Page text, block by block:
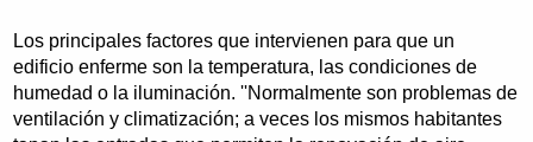
Los principales factores que intervienen para que un
edificio enferme son la temperatura, las condiciones de
humedad o la iluminación. ''Normalmente son problemas de
ventilación y climatización; a veces los mismos habitantes